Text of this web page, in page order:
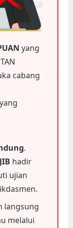
yang
cabang
.
hadir
ujian
langsung
melalui